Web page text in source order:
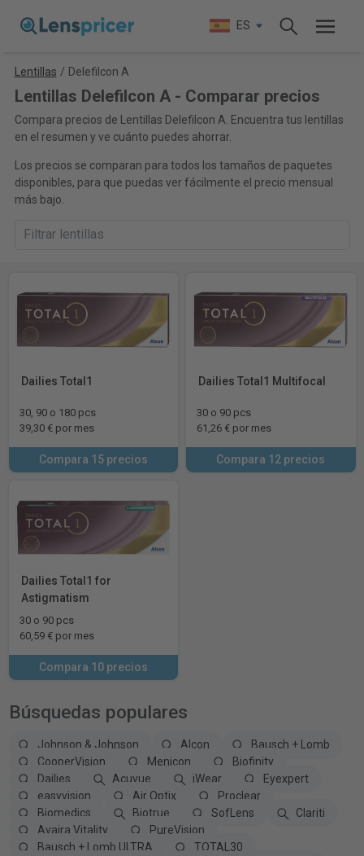
ES
Lentillas / Delefilcon A
Lentillas Delefilcon A - Comparar precios
Compara precios de Lentillas Delefilcon A. Encuentra tus lentillas
en el resumen y ve cuánto puedes ahorrar.
Los precios se comparan para todos los tamaños de paquetes
disponibles, para que puedas ver fácilmente el precio mensual
más bajo.
Dailies Total1
30, 90 o 180 pcs
39,30 € por mes
Compara 15 precios
Dailies Total1 Multifocal
30 o 90 pcs
61,26 € por mes
Compara 12 precios
Dailies Total1 for
Astigmatism
30 o 90 pcs
60,59 € por mes
Compara 10 precios
Búsquedas populares
Johnson & Johnson Alcon
Bausch + Lomb
CooperVision
Menicon
Biofinity
Dailies
Acuvue iWear
Eyexpert
easyvision
Air Optix
Proclear
Biomedics
Biotrue SofLens
Clariti
Avaira Vitality
PureVision
Bausch + Lomb ULTRA
TOTAL30